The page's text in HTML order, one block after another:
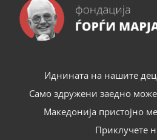
Иднината на нашите
Само здружени заедно
Македонија пристојно
Приклучете